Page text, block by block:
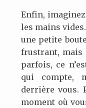
Enfin,
les mains
une petite
frustrant, mais
parfois, ce
qui compte,
derrière vous.
moment où